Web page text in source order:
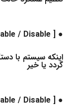
● USB Device Wake UP : [Enable / Disable ]
گردد یا خیر
● Resume From S3 By PS2 Keyboard: [Enable / Disable ]